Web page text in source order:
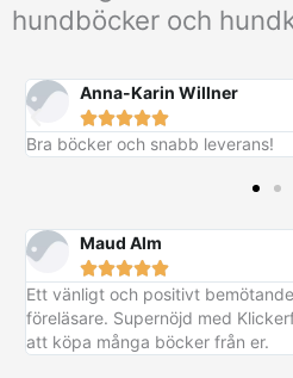
hundböcker och
Anna-Karin Willner

Bra böcker och snabb leverans!
Maud Alm

Ett vänligt och positivt
föreläsare. Supernöjd med
att köpa många böcker från er.